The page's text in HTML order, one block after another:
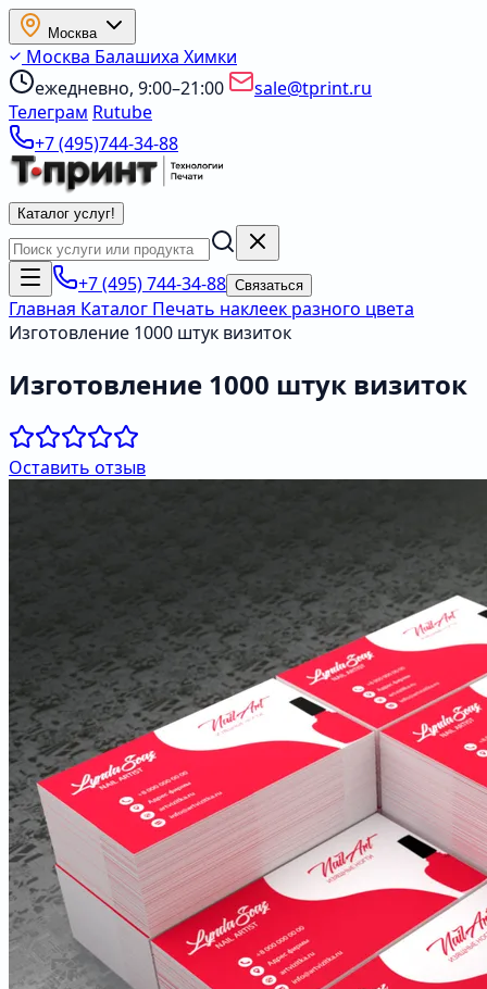
Москва
Москва Балашиха Химки
ежедневно, 9:00–21:00
sale@tprint.ru
Телеграм Rutube
+7 (495)744-34-88
Каталог услуг!
+7 (495) 744-34-88 Связаться
Главная Каталог Печать наклеек разного цвета
Изготовление 1000 штук визиток
Изготовление 1000 штук визиток
Оставить отзыв